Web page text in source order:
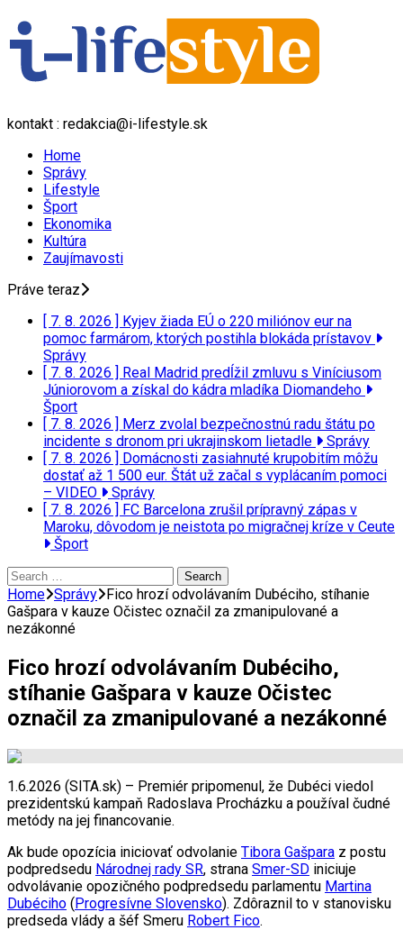
kontakt : redakcia@i-lifestyle.sk
Home
Správy
Lifestyle
Šport
Ekonomika
Kultúra
Zaujímavosti
Práve teraz
[ 7. 8. 2026 ] Kyjev žiada EÚ o 220 miliónov eur na
pomoc farmárom, ktorých postihla blokáda prístavov
Správy
[ 7. 8. 2026 ] Real Madrid predĺžil zmluvu s Viníciusom
Júniorovom a získal do kádra mladíka Diomandeho
Šport
[ 7. 8. 2026 ] Merz zvolal bezpečnostnú radu štátu po
incidente s dronom pri ukrajinskom lietadle
Správy
[ 7. 8. 2026 ] Domácnosti zasiahnuté krupobitím môžu
dostať až 1 500 eur. Štát už začal s vyplácaním pomoci
– VIDEO
Správy
[ 7. 8. 2026 ] FC Barcelona zrušil prípravný zápas v
Maroku, dôvodom je neistota po migračnej kríze v Ceute
Šport
Search
for:
Home Správy Fico hrozí odvolávaním Dubéciho, stíhanie
Gašpara v kauze Očistec označil za zmanipulované a
nezákonné
Fico hrozí odvolávaním Dubéciho,
stíhanie Gašpara v kauze Očistec
označil za zmanipulované a nezákonné
1.6.2026 (SITA.sk) – Premiér pripomenul, že Dubéci viedol
prezidentskú kampaň Radoslava Procházku a používal čudné
metódy na jej financovanie.
Ak bude opozícia iniciovať odvolanie Tibora Gašpara z postu
podpredsedu Národnej rady SR, strana Smer-SD iniciuje
odvolávanie opozičného podpredsedu parlamentu Martina
Dubéciho (Progresívne Slovensko). Zdôraznil to v stanovisku
predseda vlády a šéf Smeru Robert Fico.